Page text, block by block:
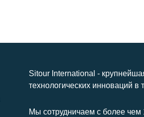
Sitour International -
технологических инноваций в
Мы сотрудничаем с более чем